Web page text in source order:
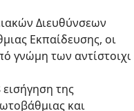
Διευθύνσεων
Εκπαίδευσης, οι
γνώμη των
της
και